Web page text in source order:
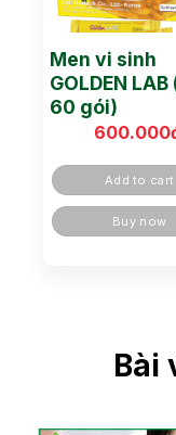
Men vi sinh
GOLDEN LAB
60 gói)
600.000
Add to cart
Buy now
Bài